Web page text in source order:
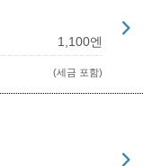
1,100엔
(세금 포함)